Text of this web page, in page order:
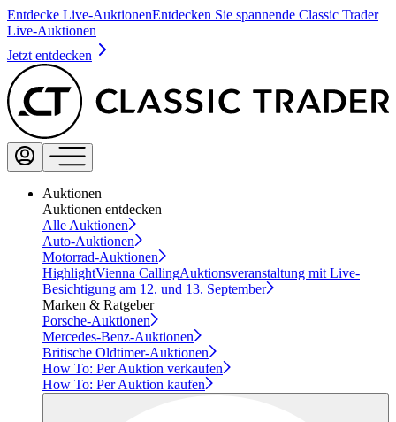
Entdecke Live-AuktionenEntdecken Sie spannende Classic Trader
Live-Auktionen
Jetzt entdecken
Auktionen
Auktionen entdecken
Alle Auktionen
Auto-Auktionen
Motorrad-Auktionen
HighlightVienna CallingAuktionsveranstaltung mit Live-
Besichtigung am 12. und 13. September
Marken & Ratgeber
Porsche-Auktionen
Mercedes-Benz-Auktionen
Britische Oldtimer-Auktionen
How To: Per Auktion verkaufen
How To: Per Auktion kaufen